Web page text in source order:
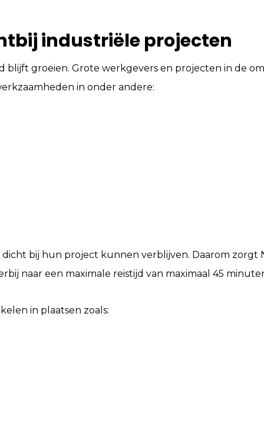
industriële projecten
blijft groeien. Grote werkgevers en projecten in de
in onder andere:
bij hun project kunnen verblijven. Daarom zorgt
naar een maximale reistijd van maximaal 45
in plaatsen zoals: